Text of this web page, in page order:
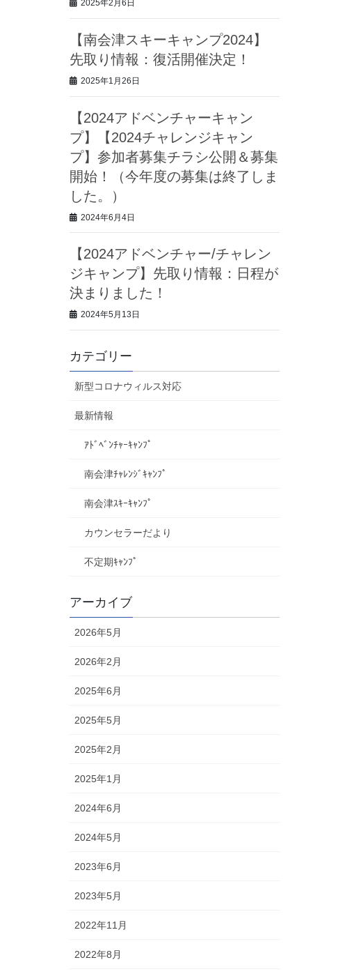
2025年2月6日
【南会津スキーキャンプ2024】
先取り情報：復活開催決定！
2025年1月26日
【2024アドベンチャーキャン
プ】【2024チャレンジキャン
プ】参加者募集チラシ公開＆募集
開始！（今年度の募集は終了しま
した。）
2024年6月4日
【2024アドベンチャー/チャレン
ジキャンプ】先取り情報：日程が
決まりました！
2024年5月13日
カテゴリー
新型コロナウィルス対応
最新情報
ｱﾄﾞﾍﾞﾝﾁｬｰｷｬﾝﾌﾟ
南会津ﾁｬﾚﾝｼﾞｷｬﾝﾌﾟ
南会津ｽｷｰｷｬﾝﾌﾟ
カウンセラーだより
不定期ｷｬﾝﾌﾟ
アーカイブ
2026年5月
2026年2月
2025年6月
2025年5月
2025年2月
2025年1月
2024年6月
2024年5月
2023年6月
2023年5月
2022年11月
2022年8月